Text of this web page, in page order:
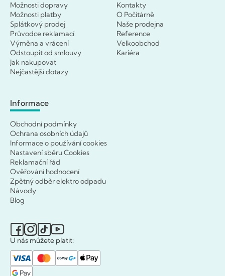
Možnosti dopravy
Možnosti platby
Splátkový prodej
Průvodce reklamací
Výměna a vrácení
Odstoupit od smlouvy
Jak nakupovat
Nejčastější dotazy
Kontakty
O Počítárně
Naše prodejna
Reference
Velkoobchod
Kariéra
Informace
Obchodní podmínky
Ochrana osobních údajů
Informace o používání cookies
Nastavení sběru Cookies
Reklamační řád
Ověřování hodnocení
Zpětný odběr elektro odpadu
Návody
Blog
U nás můžete platit: